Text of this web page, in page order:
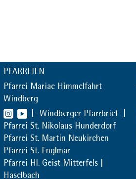
PFARREIEN
Pfarrei Mariae Himmelfahrt
Windberg
[
Windberger Pfarrbrief ]
Pfarrei St. Nikolaus Hunderdorf
Pfarrei St. Martin Neukirchen
Pfarrei St. Englmar
Pfarrei Hl. Geist Mitterfels |
Haselbach